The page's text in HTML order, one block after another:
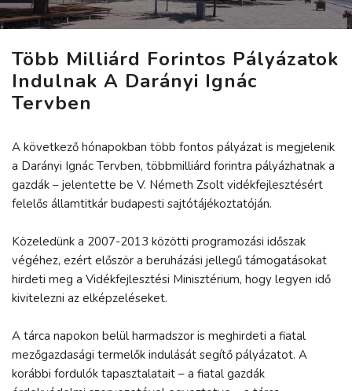
Több Milliárd Forintos Pályázatok
Indulnak A Darányi Ignác
Tervben
A következő hónapokban több fontos pályázat is megjelenik
a Darányi Ignác Tervben, többmilliárd forintra pályázhatnak a
gazdák – jelentette be V. Németh Zsolt vidékfejlesztésért
felelős államtitkár budapesti sajtótájékoztatóján.
Közeledünk a 2007-2013 közötti programozási időszak
végéhez, ezért először a beruházási jellegű támogatásokat
hirdeti meg a Vidékfejlesztési Minisztérium, hogy legyen idő
kivitelezni az elképzeléseket.
A tárca napokon belül harmadszor is meghirdeti a fiatal
mezőgazdasági termelők indulását segítő pályázatot. A
korábbi fordulók tapasztalatait – a fiatal gazdák